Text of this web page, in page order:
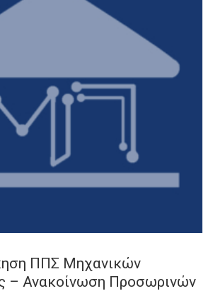
ΠΠΣ Μηχανικών
– Ανακοίνωση Προσωρινών